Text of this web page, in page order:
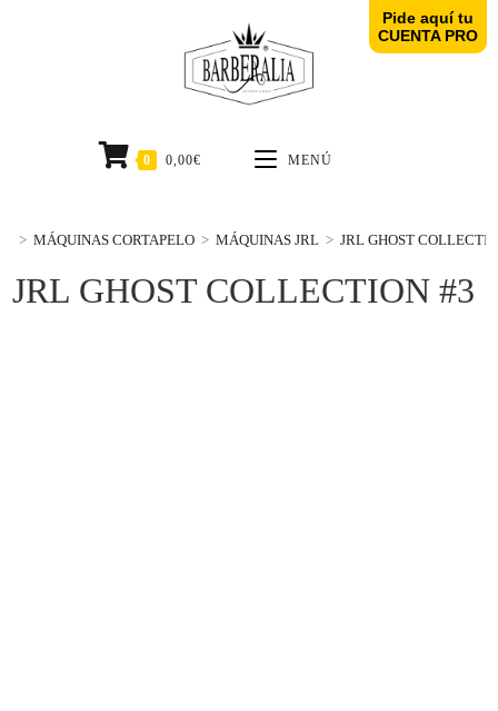
0 0,00€ MENÚ
JRL GHOST COLLECTION #3
> MÁQUINAS CORTAPELO > MÁQUINAS JRL > JRL GHOST
Pide aquí tu
CUENTA PRO